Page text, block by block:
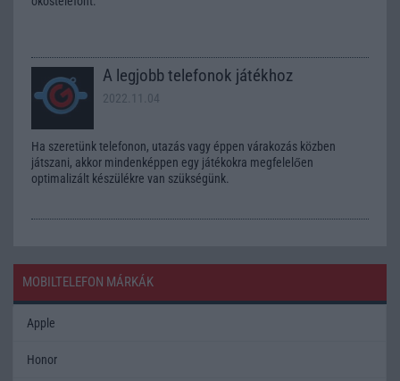
A legjobb telefonok játékhoz
2022.11.04
Ha szeretünk telefonon, utazás vagy éppen várakozás közben
játszani, akkor mindenképpen egy játékokra megfelelően
optimalizált készülékre van szükségünk.
MOBILTELEFON MÁRKÁK
Apple
Honor